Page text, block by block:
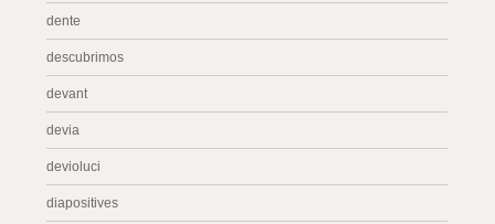
dente
descubrimos
devant
devia
devioluci
diapositives